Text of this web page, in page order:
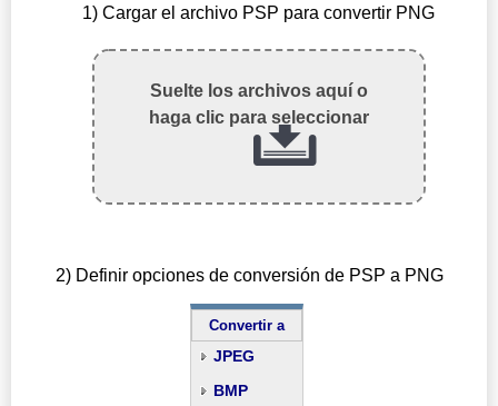
1) Cargar el archivo PSP para convertir PNG
Suelte los archivos aquí o
haga clic para seleccionar
2) Definir opciones de conversión de PSP a PNG
Convertir a
JPEG
BMP